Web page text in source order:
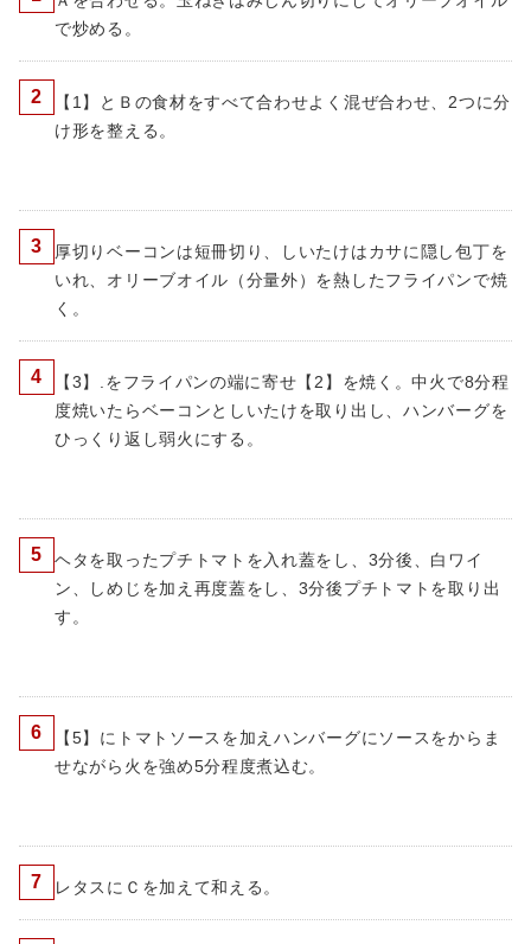
で炒める。
2
【1】とＢの食材をすべて合わせよく混ぜ合わせ、2つに分
け形を整える。
3
厚切りベーコンは短冊切り、しいたけはカサに隠し包丁を
いれ、オリーブオイル（分量外）を熱したフライパンで焼
く。
4
【3】.をフライパンの端に寄せ【2】を焼く。中火で8分程
度焼いたらベーコンとしいたけを取り出し、ハンバーグを
ひっくり返し弱火にする。
5
ヘタを取ったプチトマトを入れ蓋をし、3分後、白ワイ
ン、しめじを加え再度蓋をし、3分後プチトマトを取り出
す。
6
【5】にトマトソースを加えハンバーグにソースをからま
せながら火を強め5分程度煮込む。
7 レタスにＣを加えて和える。